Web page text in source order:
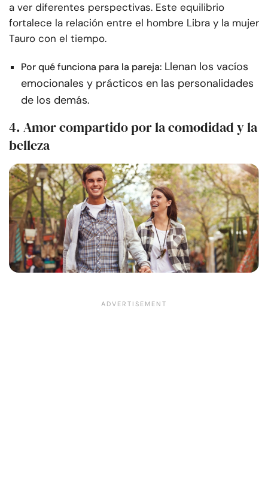
a ver diferentes perspectivas. Este equilibrio
fortalece la relación entre el hombre Libra y la mujer
Tauro con el tiempo.
Por qué funciona para la pareja: Llenan los vacíos
emocionales y prácticos en las personalidades
de los demás.
4. Amor compartido por la comodidad y la
belleza